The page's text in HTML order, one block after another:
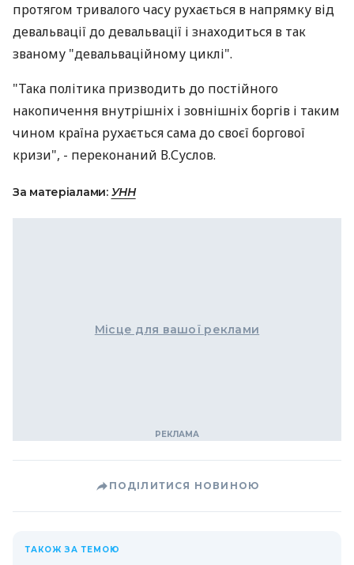
протягом тривалого часу рухається в напрямку від
девальвації до девальвації і знаходиться в так
званому "девальваційному циклі".
"Така політика призводить до постійного
накопичення внутрішніх і зовнішніх боргів і таким
чином країна рухається сама до своєї боргової
кризи", - переконаний В.Суслов.
За матеріалами: УНН
Місце для вашої реклами
ПОДІЛИТИСЯ НОВИНОЮ
ТАКОЖ ЗА ТЕМОЮ